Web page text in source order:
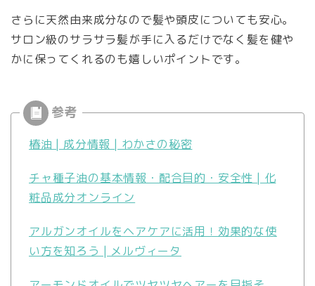
さらに天然由来成分なので髪や頭皮についても安心。
サロン級のサラサラ髪が手に入るだけでなく髪を健や
かに保ってくれるのも嬉しいポイントです。
椿油 | 成分情報 | わかさの秘密
チャ種子油の基本情報・配合目的・安全性 | 化
粧品成分オンライン
アルガンオイルをヘアケアに活用！効果的な使
い方を知ろう | メルヴィータ